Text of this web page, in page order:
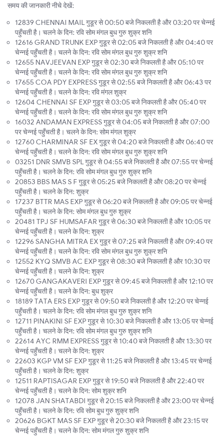
समय की जानकारी नीचे देखें:
12839 CHENNAI MAIL गुडूर से 00:50 बजे निकलती है और 03:20 पर चेन्नई
पहुँचती है। चलने के दिन: रवि सोम मंगल बुध गुरु शुक्र शनि
12616 GRAND TRUNK EXP गुडूर से 02:05 बजे निकलती है और 04:40 पर
चेन्नई पहुँचती है। चलने के दिन: रवि सोम मंगल बुध गुरु शुक्र शनि
12655 NAVJEEVAN EXP गुडूर से 02:30 बजे निकलती है और 05:10 पर
चेन्नई पहुँचती है। चलने के दिन: रवि सोम मंगल बुध गुरु शुक्र शनि
17655 COA PDY EXPRESS गुडूर से 02:55 बजे निकलती है और 06:43 पर
चेन्नई पहुँचती है। चलने के दिन: रवि मंगल शुक्र
12604 CHENNAI SF EXP गुडूर से 03:05 बजे निकलती है और 05:40 पर
चेन्नई पहुँचती है। चलने के दिन: रवि सोम मंगल बुध गुरु शुक्र शनि
16032 ANDAMAN EXPRESS गुडूर से 04:05 बजे निकलती है और 07:00
पर चेन्नई पहुँचती है। चलने के दिन: सोम मंगल शुक्र
12760 CHARMINAR SF EX गुडूर से 04:20 बजे निकलती है और 06:40 पर
चेन्नई पहुँचती है। चलने के दिन: रवि सोम मंगल बुध गुरु शुक्र शनि
03251 DNR SMVB SPL गुडूर से 04:55 बजे निकलती है और 07:55 पर चेन्नई
पहुँचती है। चलने के दिन: रवि सोम मंगल बुध गुरु शुक्र शनि
20853 BBS MAS S F गुडूर से 05:25 बजे निकलती है और 08:20 पर चेन्नई
पहुँचती है। चलने के दिन: शुक्र
17237 BTTR MAS EXP गुडूर से 06:20 बजे निकलती है और 09:05 पर चेन्नई
पहुँचती है। चलने के दिन: सोम मंगल बुध गुरु शुक्र
20481 TPJ SF HUMSAFAR गुडूर से 06:30 बजे निकलती है और 10:05 पर
चेन्नई पहुँचती है। चलने के दिन: शुक्र
12296 SANGHA MITRA EX गुडूर से 07:25 बजे निकलती है और 09:40 पर
चेन्नई पहुँचती है। चलने के दिन: रवि सोम मंगल बुध गुरु शुक्र शनि
12552 KYQ SMVB AC EXP गुडूर से 08:30 बजे निकलती है और 10:30 पर
चेन्नई पहुँचती है। चलने के दिन: शुक्र
12670 GANGAKAVERI EXP गुडूर से 09:45 बजे निकलती है और 12:10 पर
चेन्नई पहुँचती है। चलने के दिन: बुध शुक्र
18189 TATA ERS EXP गुडूर से 09:50 बजे निकलती है और 12:20 पर चेन्नई
पहुँचती है। चलने के दिन: रवि सोम मंगल बुध गुरु शुक्र शनि
12711 PINAKINI SF EXP गुडूर से 10:30 बजे निकलती है और 13:05 पर चेन्नई
पहुँचती है। चलने के दिन: रवि सोम मंगल बुध गुरु शुक्र शनि
22614 AYC RMM EXPRESS गुडूर से 10:40 बजे निकलती है और 13:30 पर
चेन्नई पहुँचती है। चलने के दिन: शुक्र
22603 KGP VM SF EXP गुडूर से 11:25 बजे निकलती है और 13:45 पर चेन्नई
पहुँचती है। चलने के दिन: शुक्र
12511 RAPTISAGAR EXP गुडूर से 19:50 बजे निकलती है और 22:40 पर
चेन्नई पहुँचती है। चलने के दिन: सोम शुक्र शनि
12078 JAN SHATABDI गुडूर से 20:15 बजे निकलती है और 23:00 पर चेन्नई
पहुँचती है। चलने के दिन: रवि सोम बुध गुरु शुक्र शनि
20626 BGKT MAS SF EXP गुडूर से 20:30 बजे निकलती है और 23:15 पर
चेन्नई पहुँचती है। चलने के दिन: सोम मंगल गुरु शुक्र शनि